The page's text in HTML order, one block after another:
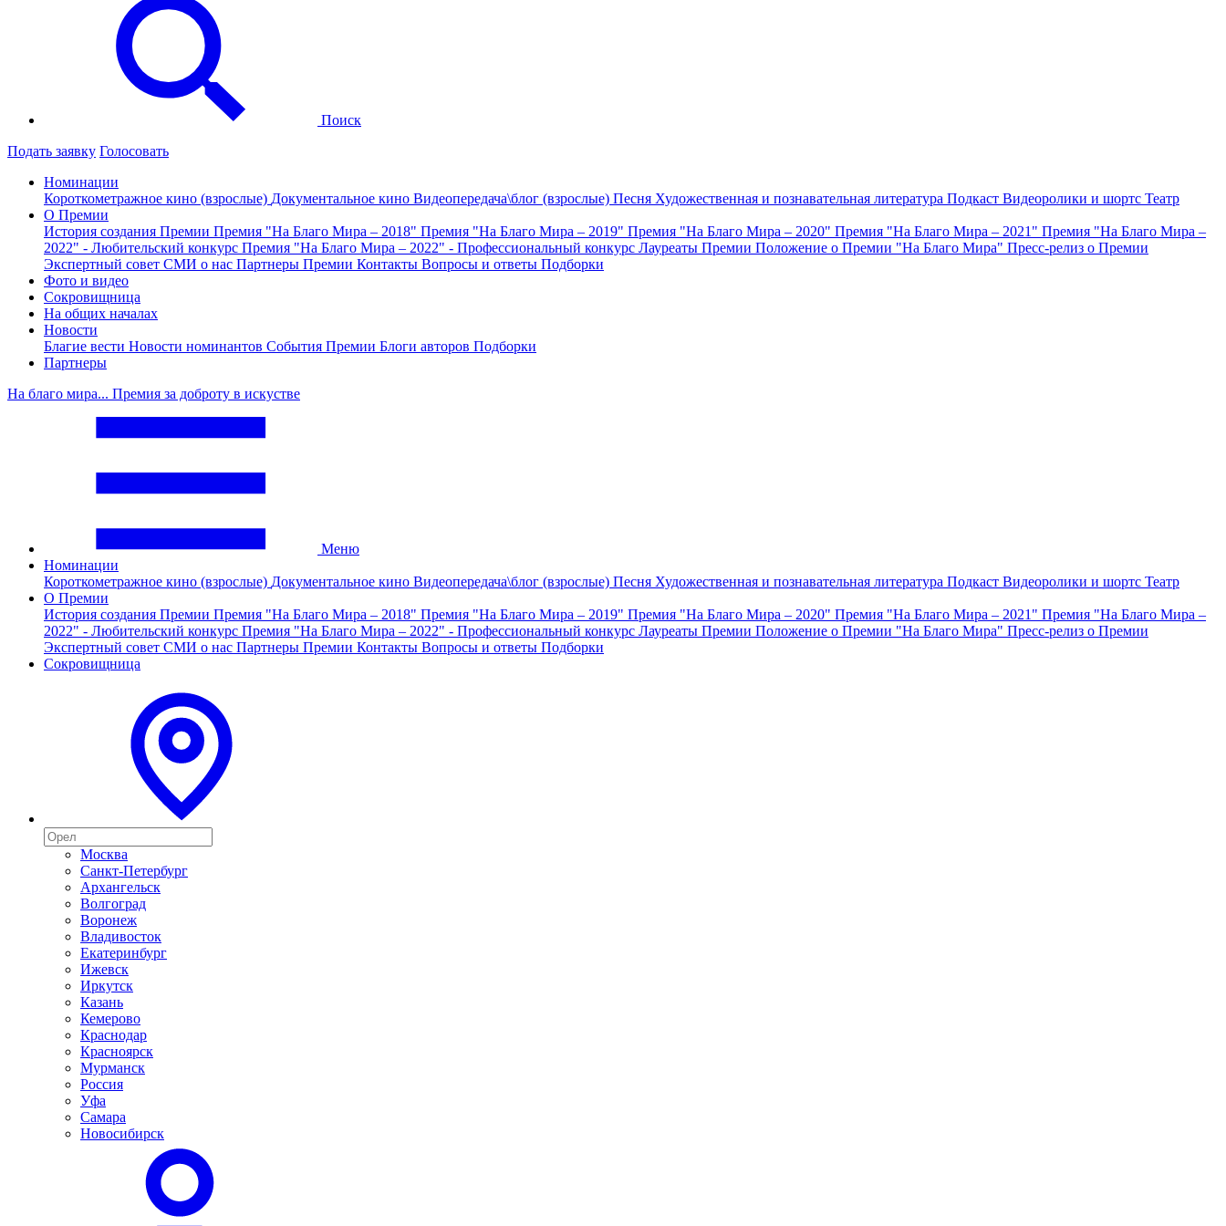
Поиск
Подать заявку Голосовать
Номинации
Короткометражное кино (взрослые) Документальное кино Видеопередача\блог (взрослые) Песня Художественная и познавательная литература Подкаст Видеоролики и шортс Театр
О Премии
История создания Премии Премия "На Благо Мира – 2018" Премия "На Благо Мира – 2019" Премия "На Благо Мира – 2020" Премия "На Благо Мира – 2021" Премия "На Благо Мира –
2022" - Любительский конкурс Премия "На Благо Мира – 2022" - Профессиональный конкурс Лауреаты Премии Положение о Премии "На Благо Мира" Пресс-релиз о Премии
Экспертный совет СМИ о нас Партнеры Премии Контакты Вопросы и ответы Подборки
Фото и видео
Сокровищница
На общих началах
Новости
Благие вести Новости номинантов События Премии Блоги авторов Подборки
Партнеры
На благо мира... Премия за доброту в искустве
Меню
Номинации
Короткометражное кино (взрослые) Документальное кино Видеопередача\блог (взрослые) Песня Художественная и познавательная литература Подкаст Видеоролики и шортс Театр
О Премии
История создания Премии Премия "На Благо Мира – 2018" Премия "На Благо Мира – 2019" Премия "На Благо Мира – 2020" Премия "На Благо Мира – 2021" Премия "На Благо Мира –
2022" - Любительский конкурс Премия "На Благо Мира – 2022" - Профессиональный конкурс Лауреаты Премии Положение о Премии "На Благо Мира" Пресс-релиз о Премии
Экспертный совет СМИ о нас Партнеры Премии Контакты Вопросы и ответы Подборки
Сокровищница
Москва
Санкт-Петербург
Архангельск
Волгоград
Воронеж
Владивосток
Екатеринбург
Ижевск
Иркутск
Казань
Кемерово
Краснодар
Красноярск
Мурманск
Россия
Уфа
Самара
Новосибирск